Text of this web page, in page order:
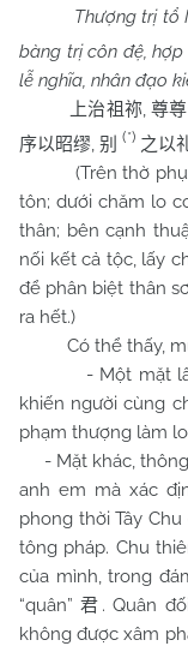
Thượng trị tổ
bàng trị côn đệ,
lễ nghĩa, nhân đạo
上治祖祢,尊
序以昭缪, 别 (*) 之以
(Trên thờ phụng
tôn; dưới chăm lo
thân; bên cạnh
nối kết cả tộc, lấy
để phân biệt thân
ra hết.)
Có thể thấy,
- Một mặt lấy
khiến người cùng
phạm thượng làm
- Mặt khác,
anh em mà xác
phong thời Tây
tông pháp. Chu
của mình, trong
“quân”君 . Quân
không được xâm